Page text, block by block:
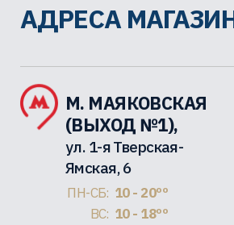
АДРЕСА
М. МАЯКОВСКАЯ
(ВЫХОД №1),
ул. 1-я Тверская-
Ямская, 6
ПН-СБ: 10 - 20ºº
ВС: 10 - 18ºº